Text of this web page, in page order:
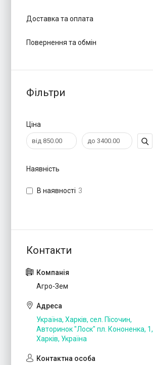
Доставка та оплата
Повернення та обмін
Фільтри
Ціна
Наявність
В наявності 3
Агро-Зем
Україна, Харків, сел. Пісочин,
Авторинок "Лоск" пл. Кононенка, 1,
Харків, Україна